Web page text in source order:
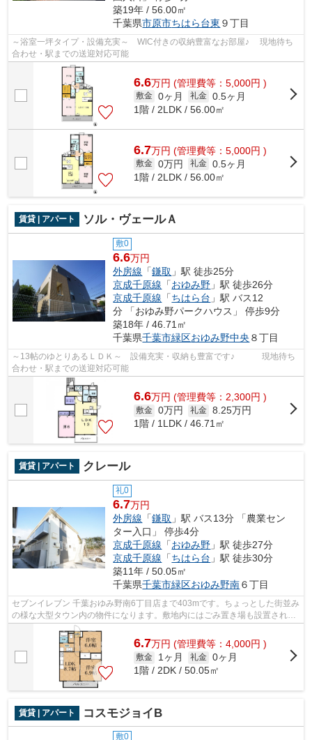
築19年 / 56.00㎡
千葉県市原市ちはら台東 ９丁目
～浴室一坪タイプ・設備充実～ WIC付きの収納豊富なお部屋♪ 現地待ち
合わせ・駅までの送迎対応可能
6.6万円 (管理費等：5,000円 )
敷金 0ヶ月 礼金 0.5ヶ月
1階 / 2LDK / 56.00㎡
6.7万円 (管理費等：5,000円 )
敷金 0万円 礼金 0.5ヶ月
1階 / 2LDK / 56.00㎡
賃貸 | アパート ソル・ヴェールＡ
敷0
6.6万円
外房線 「鎌取 」駅 徒歩25分
京成千原線 「おゆみ野 」駅 徒歩26分
京成千原線 「ちはら台 」駅 バス12
分 「おゆみ野パークハウス」 停歩9分
築18年 / 46.71㎡
千葉県千葉市緑区おゆみ野中央 ８丁目
～13帖のゆとりあるＬＤＫ～ 設備充実・収納も豊富です♪ 現地待ち
合わせ・駅までの送迎対応可能
6.6万円 (管理費等：2,300円 )
敷金 0万円 礼金 8.25万円
1階 / 1LDK / 46.71㎡
賃貸 | アパート クレール
礼0
6.7万円
外房線 「鎌取 」駅 バス13分 「農業セン
ター入口」 停歩4分
京成千原線 「おゆみ野 」駅 徒歩27分
京成千原線 「ちはら台 」駅 徒歩30分
築11年 / 50.05㎡
千葉県千葉市緑区おゆみ野南６丁目
セブンイレブン 千葉おゆみ野南6丁目店まで403mです。ちょっとした街並み
の様な大型タウン内の物件になります。敷地内にはごみ置き場も設置されて
います。気になる情報を見つけたら、...
6.7万円 (管理費等：4,000円 )
敷金 1ヶ月 礼金 0ヶ月
1階 / 2DK / 50.05㎡
賃貸 | アパート コスモジョイB
敷0